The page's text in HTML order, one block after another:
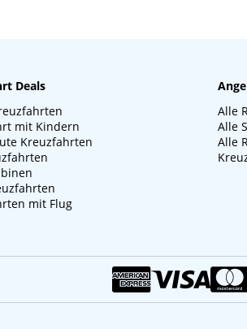
Deals
mit Kindern
Kreuzfahrten
mit Flug
Alle
Alle
Alle